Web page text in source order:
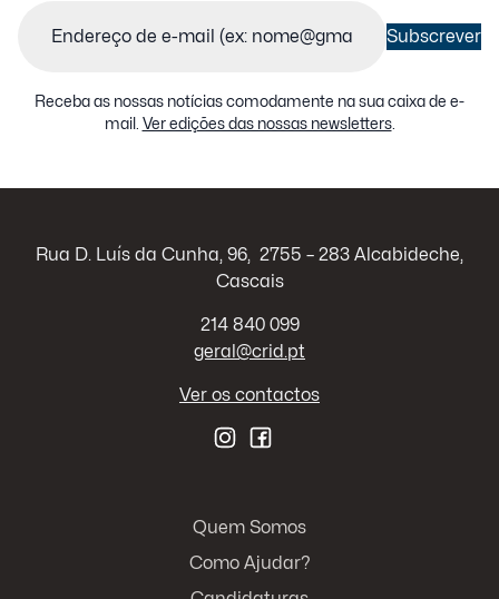
Subscrever
Receba as nossas notícias comodamente na sua caixa de e-
mail. Ver edições das nossas newsletters.
Rua D. Luís da Cunha, 96, 2755 – 283 Alcabideche,
Cascais
214 840 099
geral@crid.pt
Ver os contactos
Quem Somos
Como Ajudar?